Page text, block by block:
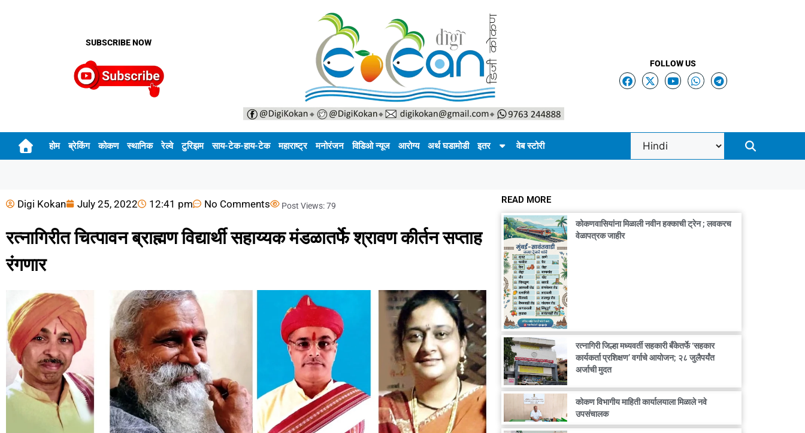
SUBSCRIBE NOW
FOLLOW US
होम ब्रेकिंग कोकण स्थानिक रेल्वे टुरिझम साय-टेक-हाय-टेक महाराष्ट्र मनोरंजन विडिओ न्यूज आरोग्य अर्थ घडामोडी इतर वेब स्टोरी
Digi Kokan July 25, 2022 12:41 pm No Comments Post Views:79
रत्नागिरीत चित्पावन ब्राह्मण विद्यार्थी सहाय्यक मंडळातर्फे श्रावण कीर्तन सप्ताह
रंगणार
READ MORE
कोकणवासियांना मिळाली नवीन हक्काची ट्रेन ; लवकरच
वेळापत्रक जाहीर
रत्नागिरी जिल्हा मध्यवर्ती सहकारी बँकेतर्फे ‘सहकार
कार्यकर्ता प्रशिक्षण’ वर्गाचे आयोजन; २८ जुलैपर्यंत
अर्जाची मुदत
कोकण विभागीय माहिती कार्यालयाला मिळाले नवे
उपसंचालक